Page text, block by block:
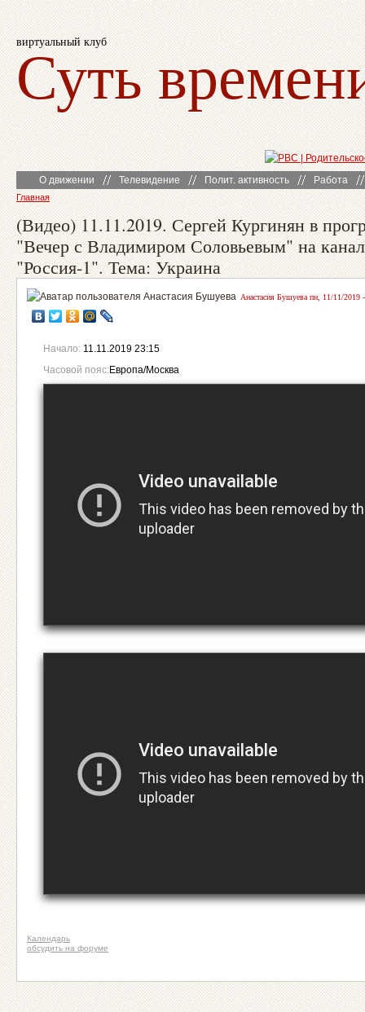
виртуальный клуб
Суть
О движении Телевидение Полит. активность Работа
Главная
(Видео) 11.11.2019. Сергей Кургинян в
"Вечер с Владимиром Соловьевым" на
"Россия-1". Тема: Украина
Анастасия Бушуева пн, 11/11/2019
Начало: 11.11.2019 23:15
Часовой пояс:Европа/Москва
Календарь
обсудить на форуме